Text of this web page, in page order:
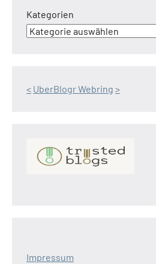
Kategorien
< UberBlogr Webring >
Impressum